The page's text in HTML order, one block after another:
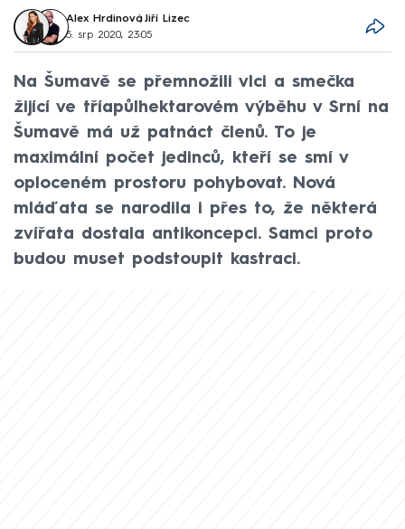
Alex Hrdinová, Jiří Lizec
5. srp 2020, 23:05
Na Šumavě se přemnožili vlci a smečka
žijící ve tříapůlhektarovém výběhu v Srní na
Šumavě má už patnáct členů. To je
maximální počet jedinců, kteří se smí v
oploceném prostoru pohybovat. Nová
mláďata se narodila i přes to, že některá
zvířata dostala antikoncepci. Samci proto
budou muset podstoupit kastraci.